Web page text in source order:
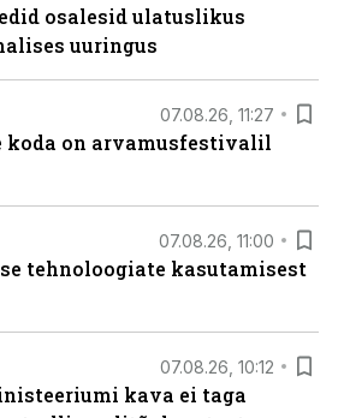
osalesid ulatuslikus
uuringus
07.08.26, 11:27
koda on arvamusfestivalil
07.08.26, 11:00
tehnoloogiate kasutamisest
07.08.26, 10:12
kava ei taga